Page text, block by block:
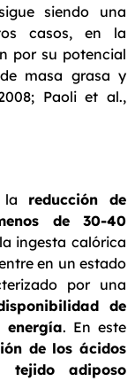
siendo una
casos, en la
por su potencial
masa grasa y
Paoli et al.,
la reducción de
de 30-40
ingesta calórica
en un estado
por una
de
energía. En este
de los ácidos
tejido adiposo